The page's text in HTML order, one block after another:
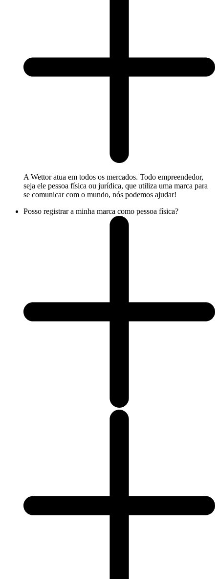
A Wettor atua em todos os mercados. Todo empreendedor,
seja ele pessoa física ou jurídica, que utiliza uma marca para
se comunicar com o mundo, nós podemos ajudar!
Posso registrar a minha marca como pessoa física?